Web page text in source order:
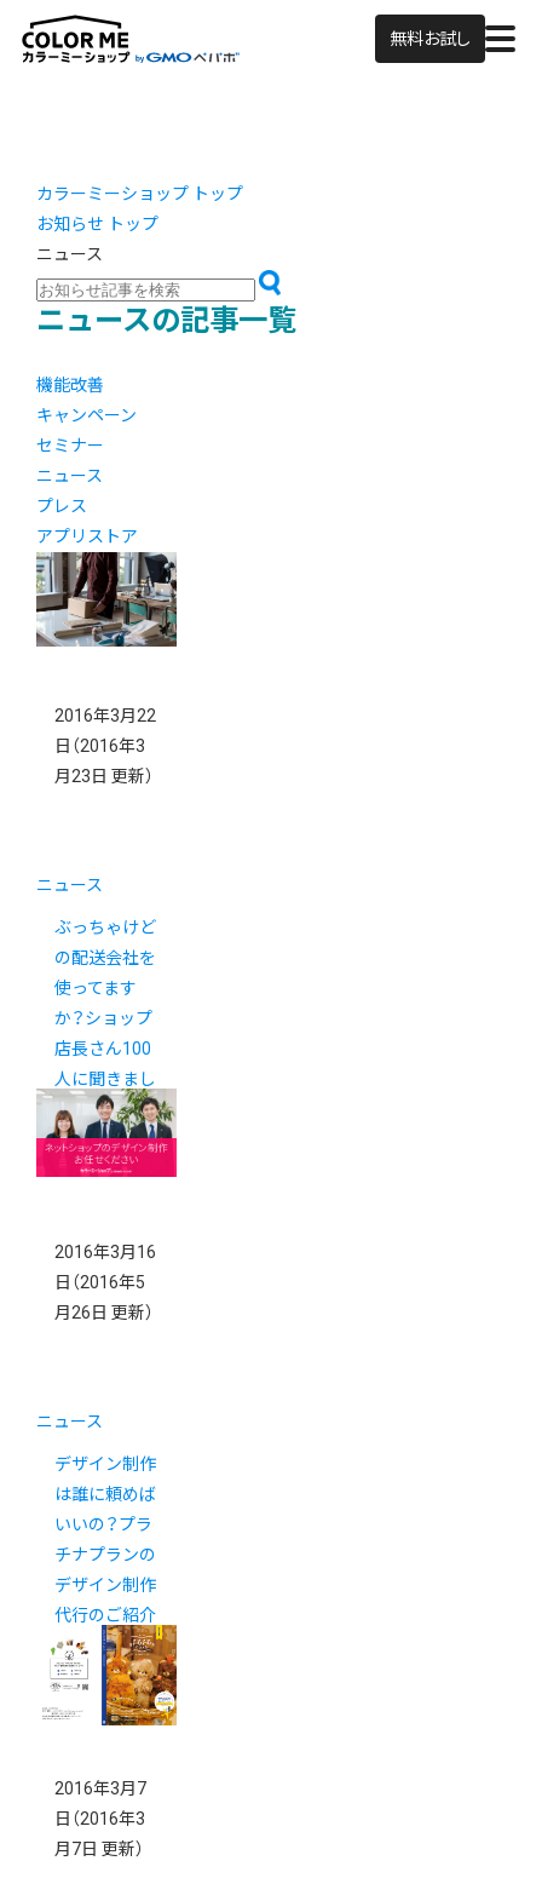
無料お試し
カラーミーショップ トップ
お知らせ トップ
ニュース
ニュースの記事一覧
機能改善
キャンペーン
セミナー
ニュース
プレス
アプリストア
2016年3月22
日 （2016年3
月23日 更新）
ニュース
ぶっちゃけど
の配送会社を
使ってます
か？ショップ
店長さん100
人に聞きまし
た。
2016年3月16
日 （2016年5
月26日 更新）
ニュース
デザイン制作
は誰に頼めば
いいの？プラ
チナプランの
デザイン制作
代行のご紹介
2016年3月7
日 （2016年3
月7日 更新）